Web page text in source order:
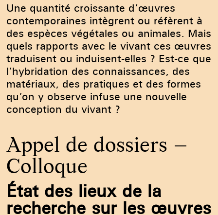
Une quantité croissante d’œuvres
contemporaines intègrent ou réfèrent à
des espèces végétales ou animales. Mais
quels rapports avec le vivant ces œuvres
traduisent ou induisent-elles ? Est-ce que
l’hybridation des connaissances, des
matériaux, des pratiques et des formes
qu’on y observe infuse une nouvelle
conception du vivant ?
Appel de dossiers –
Colloque
État des lieux de la
recherche sur les œuvres